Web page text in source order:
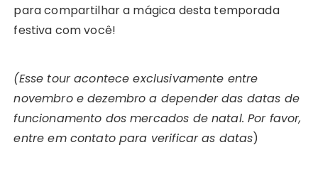
para compartilhar a mágica desta temporada
festiva com você!
(Esse tour acontece exclusivamente entre
novembro e dezembro a depender das datas de
funcionamento dos mercados de natal. Por favor,
entre em contato para verificar as datas)